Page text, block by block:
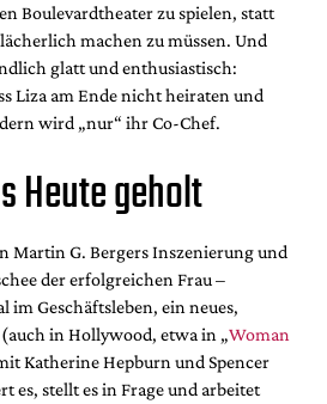
Boulevardtheater zu spielen, statt
machen zu müssen. Und
glatt und enthusiastisch:
Liza am Ende nicht heiraten und
wird „nur“ ihr Co-Chef.
Heute geholt
Martin G. Bergers Inszenierung und
der erfolgreichen Frau –
im Geschäftsleben, ein neues,
in Hollywood, etwa in „Woman
Katherine Hepburn und Spencer
es, stellt es in Frage und arbeitet